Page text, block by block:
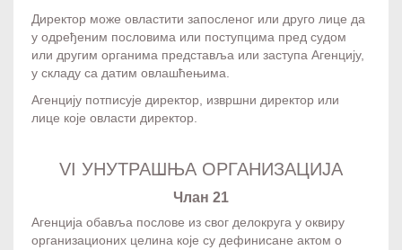
Директор може овластити запосленог или друго лице да
у одређеним пословима или поступцима пред судом
или другим органима представља или заступа Агенцију,
у складу са датим овлашћењима.
Агенцију потписује директор, извршни директор или
лице које овласти директор.
VI УНУТРАШЊА ОРГАНИЗАЦИЈА
Члан 21
Агенција обавља послове из свог делокруга у оквиру
организационих целина које су дефинисане актом о